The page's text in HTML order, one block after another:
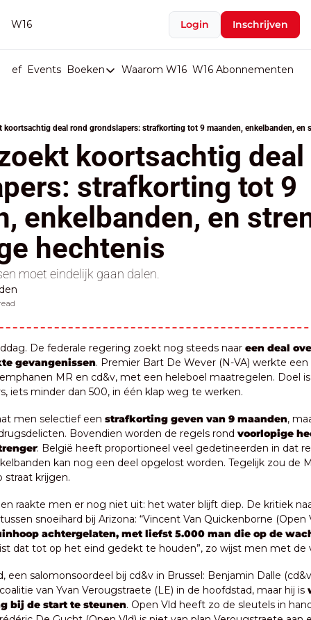
W16 Login Inschrijven
Events Boeken
Boeken
Boeken
Stop de Persen
Het Merk België
De Doodgravers van België
Bpost Hold-up
Waarom W16 W16 Abonnementen
koortsachtig deal rond grondslapers: strafkorting tot 9 maanden, enkelbanden, en
koortsachtig deal
strafkorting tot 9
enkelbanden, en
hechtenis
moet eindelijk gaan dalen.
De federale regering zoekt nog steeds naar een deal
gevangenissen. Premier Bart De Wever (N-VA) werkte
MR en cd&v, met een heleboel maatregelen. Doel
iets minder dan 500, in één klap weg te werken.
men selectief een strafkorting geven van 9 maanden,
Bovendien worden de regels rond voorlopige
: België heeft proportioneel veel gedetineerden in dat
kan nog een deel opgelost worden. Tegelijk zou de
straat krijgen.
raakte men er nog niet uit: het water blijft diep. De kritiek
snoeihard bij Arizona: “Vincent Van Quickenborne (Open
achtergelaten, met liefst 5.000 man die op de
dat tot op het eind gedekt te houden”, zo wijst men met de
een salomonsoordeel bij cd&v in Brussel: Benjamin Dalle
van Yvan Verougstraete (LE) in de hoofdstad, maar hij is
bij de start te steunen. Open Vld heeft zo de sleutels in